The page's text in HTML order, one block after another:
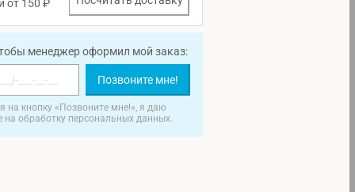
от 150 ₽
менеджер оформил мой заказ:
Позвоните мне!
на кнопку «Позвоните мне!», я даю
на обработку персональных данных.